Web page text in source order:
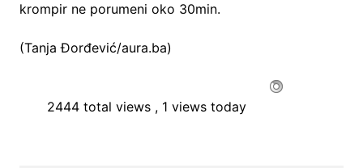
krompir ne porumeni oko 30min.
(Tanja Đorđević/aura.ba)
2444 total views , 1 views today